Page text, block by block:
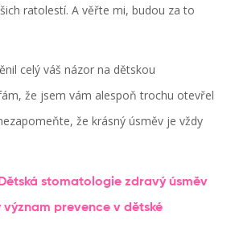
ratolestí. A věřte mi, budou za to
celý váš názor na dětskou
že jsem vám alespoň trochu otevřel
že krásný úsměv je vždy
Dětská stomatologie zdravý úsměv
význam prevence v dětské